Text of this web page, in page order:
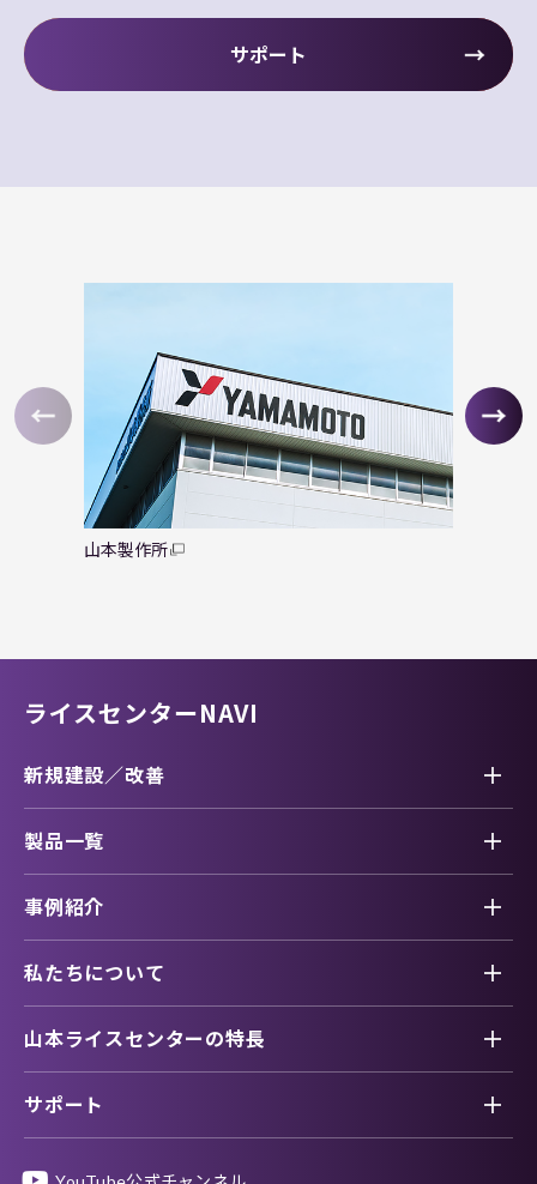
サポート
山本製作所
ライスセンターNAVI
新規建設／改善
製品一覧
事例紹介
私たちについて
山本ライスセンターの特長
サポート